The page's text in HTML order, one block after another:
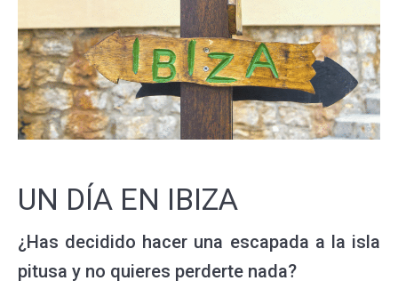
UN DÍA EN IBIZA
¿Has decidido hacer una escapada a la isla
pitusa y no quieres perderte nada?